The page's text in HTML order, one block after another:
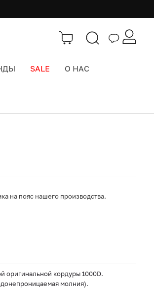
SALE О НАС
на пояс нашего производства.
оригинальной кордуры 1000D.
молния).